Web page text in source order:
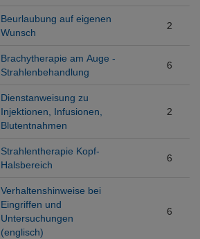
Beurlaubung auf eigenen
Wunsch
2
Brachytherapie am Auge -
Strahlenbehandlung
6
Dienstanweisung zu
Injektionen, Infusionen,
Blutentnahmen
2
Strahlentherapie Kopf-
Halsbereich
6
Verhaltenshinweise bei
Eingriffen und
Untersuchungen
(englisch)
6